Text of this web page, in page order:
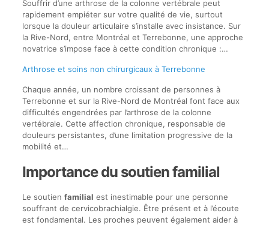
Souffrir d’une arthrose de la colonne vertébrale peut
rapidement empiéter sur votre qualité de vie, surtout
lorsque la douleur articulaire s’installe avec insistance. Sur
la Rive-Nord, entre Montréal et Terrebonne, une approche
novatrice s’impose face à cette condition chronique :…
Arthrose et soins non chirurgicaux à Terrebonne
Chaque année, un nombre croissant de personnes à
Terrebonne et sur la Rive-Nord de Montréal font face aux
difficultés engendrées par l’arthrose de la colonne
vertébrale. Cette affection chronique, responsable de
douleurs persistantes, d’une limitation progressive de la
mobilité et…
Importance du soutien familial
Le soutien familial est inestimable pour une personne
souffrant de cervicobrachialgie. Être présent et à l’écoute
est fondamental. Les proches peuvent également aider à